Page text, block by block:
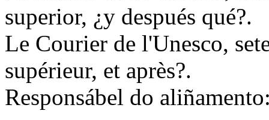
superior, ¿y después qué?.
Le Courier de l'Unesco,
supérieur, et après?.
Responsábel do